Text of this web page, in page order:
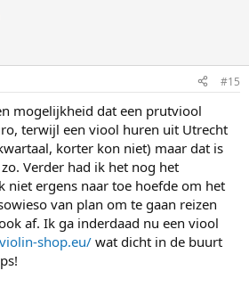
#15
mogelijkheid dat een prutviool
terwijl een viool huren uit Utrecht
korter kon niet) maar dat is
Verder had ik het nog het
niet ergens naar toe hoefde om het
van plan om te gaan reizen
af. Ik ga inderdaad nu een viool
shop.eu/wat dicht in de buurt